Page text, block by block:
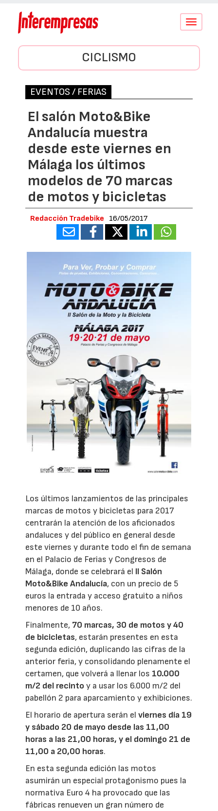
Conmutar
CICLISMO
EVENTOS / FERIAS
El salón Moto&Bike
Andalucía muestra
desde este viernes en
Málaga los últimos
modelos de 70 marcas
de motos y bicicletas
Redacción Tradebike 16/05/2017
Los últimos lanzamientos de las principales
marcas de motos y bicicletas para 2017
centrarán la atención de los aficionados
andaluces y del público en general desde
este viernes y durante todo el fin de semana
en el Palacio de Ferias y Congresos de
Málaga, donde se celebrará el II Salón
Moto&Bike Andalucía, con un precio de 5
euros la entrada y acceso gratuito a niños
menores de 10 años.
Finalmente, 70 marcas, 30 de motos y 40
de bicicletas, estarán presentes en esta
segunda edición, duplicando las cifras de la
anterior feria, y consolidando plenamente el
certamen, que volverá a llenar los 10.000
m/2 del recinto y a usar los 6.000 m/2 del
pabellón 2 para aparcamiento y exhibiciones.
El horario de apertura serán elviernes día 19
y sábado 20 de mayo desde las 11,00
horas a las 21,00 horas, y el domingo 21 de
11,00 a 20,00 horas.
En esta segunda edición las motos
asumirán un especial protagonismo pues la
normativa Euro 4 ha provocado que las
fábricas renueven un gran número de